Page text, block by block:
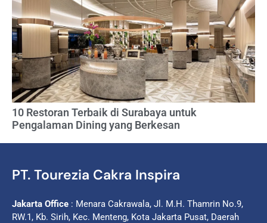
10 Restoran Terbaik di Surabaya untuk
Pengalaman Dining yang Berkesan
PT. Tourezia Cakra Inspira
Jakarta Office : Menara Cakrawala, Jl. M.H. Thamrin No.9,
RW.1, Kb. Sirih, Kec. Menteng, Kota Jakarta Pusat, Daerah